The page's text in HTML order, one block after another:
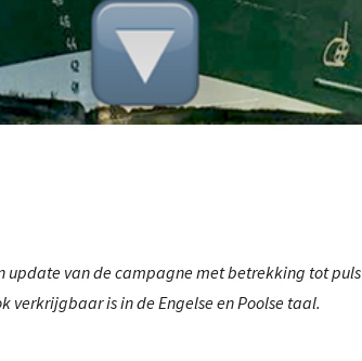
van de campagne met betrekking tot
verkrijgbaar is in de Engelse en Poolse taal.